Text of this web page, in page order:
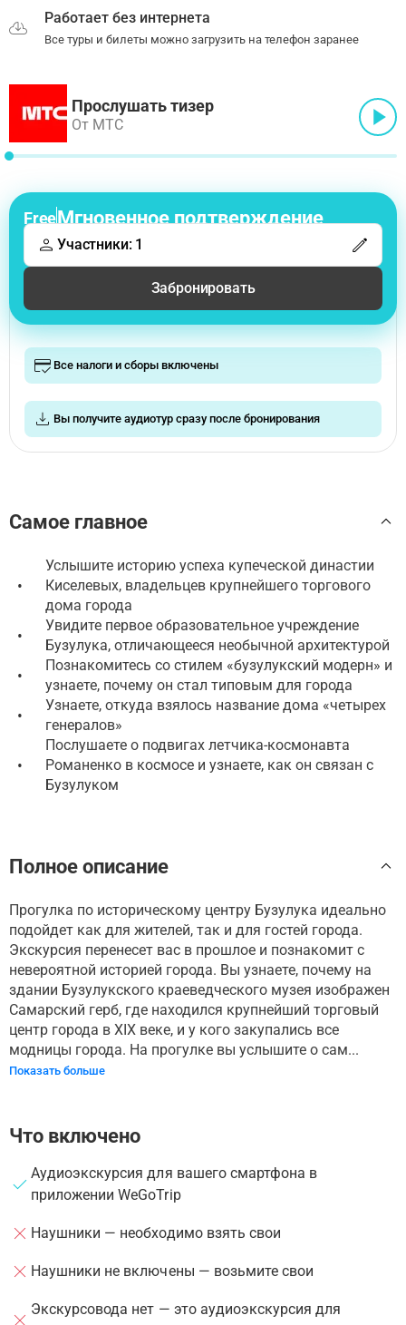
Работает без интернета
Все туры и билеты можно загрузить на телефон заранее
Прослушать тизер
От МТС
FreeМгновенное подтверждение
Участники: 1
Забронировать
Все налоги и сборы включены
Вы получите аудиотур сразу после бронирования
Самое главное
•
Услышите историю успеха купеческой династии
Киселевых, владельцев крупнейшего торгового
дома города
•
Увидите первое образовательное учреждение
Бузулука, отличающееся необычной архитектурой
•
Познакомитесь со стилем «бузулукский модерн» и
узнаете, почему он стал типовым для города
•
Узнаете, откуда взялось название дома «четырех
генералов»
•
Послушаете о подвигах летчика-космонавта
Романенко в космосе и узнаете, как он связан с
Бузулуком
Полное описание
Прогулка по историческому центру Бузулука идеально
подойдет как для жителей, так и для гостей города.
Экскурсия перенесет вас в прошлое и познакомит с
невероятной историей города. Вы узнаете, почему на
здании Бузулукского краеведческого музея изображен
Самарский герб, где находился крупнейший торговый
центр города в XIX веке, и у кого закупались все
модницы города. На прогулке вы услышите о сам...
Показать больше
Что включено
Аудиоэкскурсия для вашего смартфона в
приложении WeGoTrip
Наушники — необходимо взять свои
Наушники не включены — возьмите свои
Экскурсовода нет — это аудиоэкскурсия для